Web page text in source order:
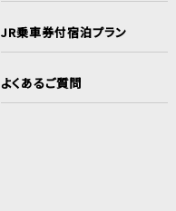
JR乗車券付宿泊プラン
よくあるご質問